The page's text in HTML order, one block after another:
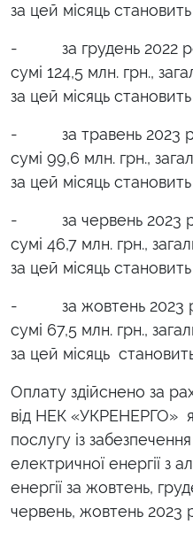
за цей місяць
- за грудень 2022
сумі 124,5 млн. грн.,
за цей місяць
- за травень 2023
сумі 99,6 млн. грн.,
за цей місяць
- за червень 2023
сумі 46,7 млн. грн.,
за цей місяць
- за жовтень 2023
сумі 67,5 млн. грн.,
за цей місяць
Оплату здійснено за
від НЕК «УКРЕНЕРГО»
послугу із
електричної енергії з
енергії за жовтень,
червень, жовтень 2023